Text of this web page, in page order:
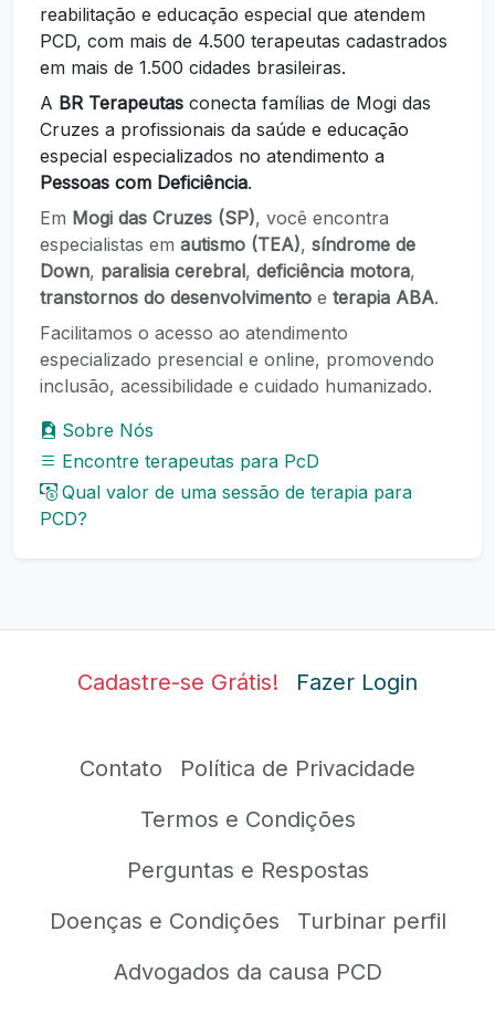
reabilitação e educação especial que atendem
PCD, com mais de 4.500 terapeutas cadastrados
em mais de 1.500 cidades brasileiras.
A BR Terapeutas conecta famílias de Mogi das
Cruzes a profissionais da saúde e educação
especial especializados no atendimento a
Pessoas com Deficiência.
Em Mogi das Cruzes (SP), você encontra
especialistas em autismo (TEA), síndrome de
Down, paralisia cerebral, deficiência motora,
transtornos do desenvolvimento e terapia ABA.
Facilitamos o acesso ao atendimento
especializado presencial e online, promovendo
inclusão, acessibilidade e cuidado humanizado.
Sobre Nós
Encontre terapeutas para PcD
Qual valor de uma sessão de terapia para
PCD?
Cadastre-se Grátis! Fazer Login
Contato
Política de Privacidade
Termos e Condições
Perguntas e Respostas
Doenças e Condições
Turbinar perfil
Advogados da causa PCD